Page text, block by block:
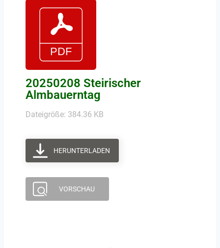
20250208 Steirischer
Almbauerntag
Dateigröße: 384.36 KB
HERUNTERLADEN
VORSCHAU